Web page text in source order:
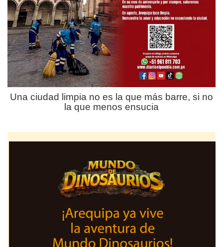
Una ciudad limpia no es la que más barre, si no
la que menos ensucia